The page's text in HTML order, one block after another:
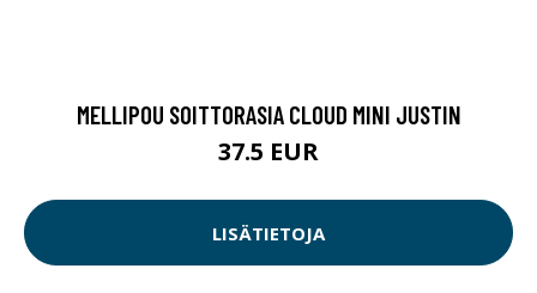
MELLIPOU SOITTORASIA CLOUD MINI JUSTIN
37.5 EUR
LISÄTIETOJA